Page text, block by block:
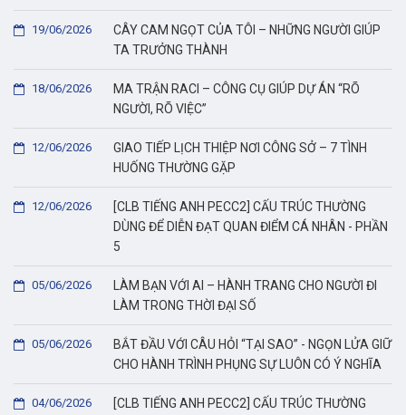
CÂY CAM NGỌT CỦA TÔI – NHỮNG NGƯỜI GIÚP
TA TRƯỞNG THÀNH
19/06/2026
MA TRẬN RACI – CÔNG CỤ GIÚP DỰ ÁN “RÕ
NGƯỜI, RÕ VIỆC”
18/06/2026
GIAO TIẾP LỊCH THIỆP NƠI CÔNG SỞ – 7 TÌNH
HUỐNG THƯỜNG GẶP
12/06/2026
[CLB TIẾNG ANH PECC2] CẤU TRÚC THƯỜNG
DÙNG ĐỂ DIỄN ĐẠT QUAN ĐIỂM CÁ NHÂN - PHẦN
5
12/06/2026
LÀM BẠN VỚI AI – HÀNH TRANG CHO NGƯỜI ĐI
LÀM TRONG THỜI ĐẠI SỐ
05/06/2026
BẮT ĐẦU VỚI CÂU HỎI “TẠI SAO” - NGỌN LỬA GIỮ
CHO HÀNH TRÌNH PHỤNG SỰ LUÔN CÓ Ý NGHĨA
05/06/2026
[CLB TIẾNG ANH PECC2] CẤU TRÚC THƯỜNG
04/06/2026